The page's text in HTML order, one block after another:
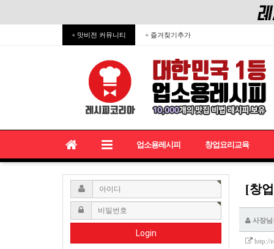
+ 맛비전 커뮤니티 + 즐겨찾기추가
업소용레시피 창업요리교육
Login
[창
사장
http://